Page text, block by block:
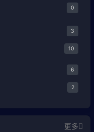
0
3
10
6
2
更多